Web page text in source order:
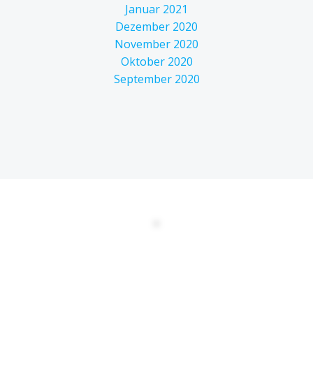
Januar 2021
Dezember 2020
November 2020
Oktober 2020
September 2020